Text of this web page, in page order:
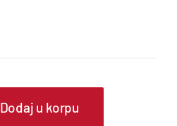
Dodaj u korpu